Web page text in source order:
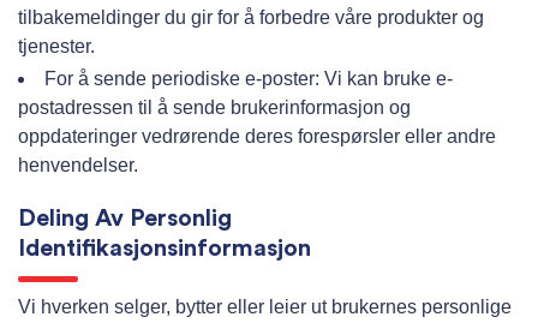
tilbakemeldinger du gir for å forbedre våre produkter og
tjenester.
For å sende periodiske e-poster: Vi kan bruke e-
postadressen til å sende brukerinformasjon og
oppdateringer vedrørende deres forespørsler eller andre
henvendelser.
Deling Av Personlig
Identifikasjonsinformasjon
Vi hverken selger, bytter eller leier ut brukernes personlige